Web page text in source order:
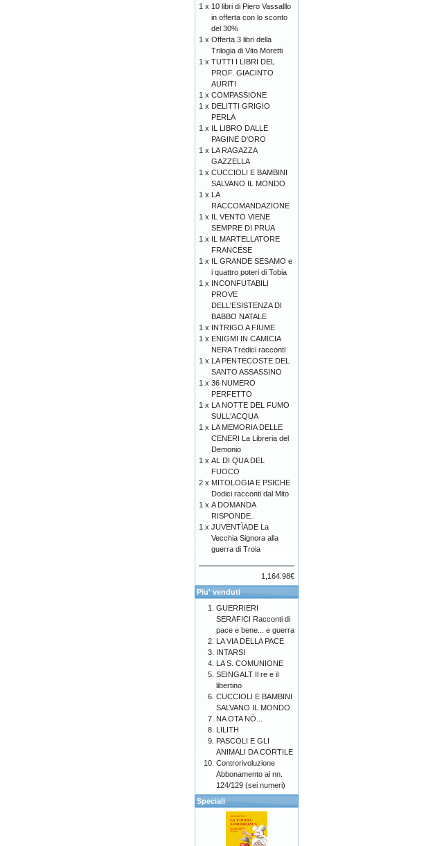
1 x 10 libri di Piero Vassalllo
in offerta con lo sconto
del 30%
1 x Offerta 3 libri della
Trilogia di Vito Moretti
1 x TUTTI I LIBRI DEL
PROF. GIACINTO
AURITI
1 x COMPASSIONE
1 x DELITTI GRIGIO
PERLA
1 x IL LIBRO DALLE
PAGINE D'ORO
1 x LA RAGAZZA
GAZZELLA
1 x CUCCIOLI E BAMBINI
SALVANO IL MONDO
1 x LA
RACCOMANDAZIONE
1 x IL VENTO VIENE
SEMPRE DI PRUA
1 x IL MARTELLATORE
FRANCESE
1 x IL GRANDE SESAMO e
i quattro poteri di Tobia
1 x INCONFUTABILI
PROVE
DELL'ESISTENZA DI
BABBO NATALE
1 x INTRIGO A FIUME
1 x ENIGMI IN CAMICIA
NERA Tredici racconti
1 x LA PENTECOSTE DEL
SANTO ASSASSINO
1 x 36 NUMERO
PERFETTO
1 x LA NOTTE DEL FUMO
SULL'ACQUA
1 x LA MEMORIA DELLE
CENERI La Libreria del
Demonio
1 x AL DI QUA DEL
FUOCO
2 x MITOLOGIA E PSICHE
Dodici racconti dal Mito
1 x A DOMANDA
RISPONDE..
1 x JUVENTÌADE La
Vecchia Signora alla
guerra di Troia
1,164.98€
Piu' venduti
GUERRIERI
SERAFICI Racconti di
pace e bene... e guerra
LA VIA DELLA PACE
INTARSI
LA S. COMUNIONE
SEINGALT Il re e il
libertino
CUCCIOLI E BAMBINI
SALVANO IL MONDO
NA OTA NÒ...
LILITH
PASCOLI E GLI
ANIMALI DA CORTILE
Controrivoluzione
Abbonamento ai nn.
124/129 (sei numeri)
Speciali